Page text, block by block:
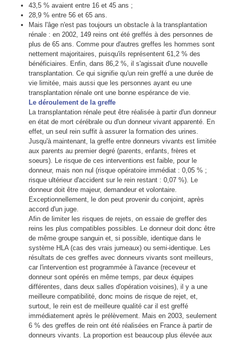
43,5 % avaient entre 16 et 45 ans ;
28,9 % entre 56 et 65 ans.
Mais l'âge n'est pas toujours un obstacle à la transplantation
rénale : en 2002, 149 reins ont été greffés à des personnes de
plus de 65 ans. Comme pour d'autres greffes les hommes sont
nettement majoritaires, puisqu'ils représentent 61,2 % des
bénéficiaires. Enfin, dans 86,2 %, il s'agissait d'une nouvelle
transplantation. Ce qui signifie qu'un rein greffé a une durée de
vie limitée, mais aussi que les personnes ayant eu une
transplantation rénale ont une bonne espérance de vie.
Le déroulement de la greffe
La transplantation rénale peut être réalisée à partir d'un donneur
en état de mort cérébrale ou d'un donneur vivant apparenté. En
effet, un seul rein suffit à assurer la formation des urines.
Jusqu'à maintenant, la greffe entre donneurs vivants est limitée
aux parents au premier degré (parents, enfants, frères et
soeurs). Le risque de ces interventions est faible, pour le
donneur, mais non nul (risque opératoire immédiat : 0,05 % ;
risque ultérieur d'accident sur le rein restant : 0,07 %). Le
donneur doit être majeur, demandeur et volontaire.
Exceptionnellement, le don peut provenir du conjoint, après
accord d'un juge.
Afin de limiter les risques de rejets, on essaie de greffer des
reins les plus compatibles possibles. Le donneur doit donc être
de même groupe sanguin et, si possible, identique dans le
système HLA (cas des vrais jumeaux) ou semi-identique. Les
résultats de ces greffes avec donneurs vivants sont meilleurs,
car l'intervention est programmée à l'avance (receveur et
donneur sont opérés en même temps, par deux équipes
différentes, dans deux salles d'opération voisines), il y a une
meilleure compatibilité, donc moins de risque de rejet, et,
surtout, le rein est de meilleure qualité car il est greffé
immédiatement après le prélèvement. Mais en 2003, seulement
6 % des greffes de rein ont été réalisées en France à partir de
donneurs vivants. La proportion est beaucoup plus élevée aux